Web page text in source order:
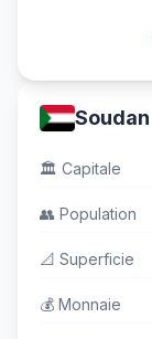
Soudan
🏛️ Capitale
👥 Population
📐 Superficie
💰 Monnaie